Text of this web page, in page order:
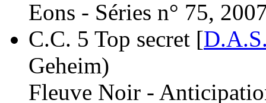
Eons - Séries n° 75,
C.C. 5 Top secret [
Geheim)
Fleuve Noir -